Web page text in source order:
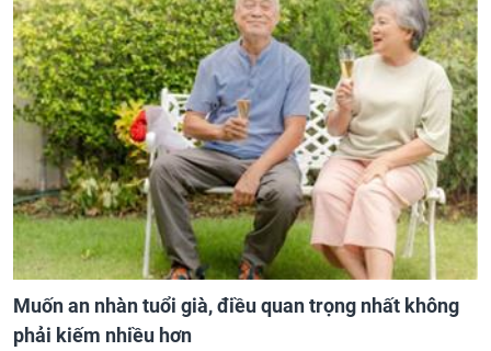
Muốn an nhàn tuổi già, điều quan trọng nhất không
phải kiếm nhiều hơn